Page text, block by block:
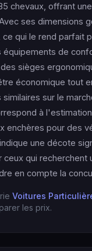
chevaux, offrant
ses dimensions
qui le rend parfait
de
sièges
économique tout
sur le
à
enchères pour des
une décote
qui recherchent
en compte la
Voitures
les prix.